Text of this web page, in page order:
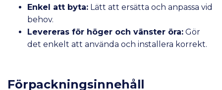
Enkel att byta: Lätt att ersätta och anpassa vid
behov.
Levereras för höger och vänster öra: Gör
det enkelt att använda och installera korrekt.
Förpackningsinnehåll